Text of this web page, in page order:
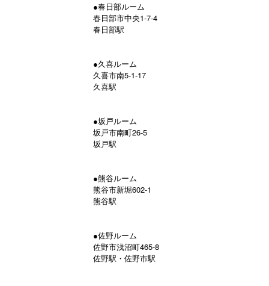
●春日部ルーム
春日部市中央1-7-4
春日部駅
●久喜ルーム
久喜市南5-1-17
久喜駅
●坂戸ルーム
坂戸市南町26-5
坂戸駅
●熊谷ルーム
熊谷市新堀602-1
熊谷駅
●佐野ルーム
佐野市浅沼町465-8
佐野駅・佐野市駅